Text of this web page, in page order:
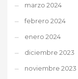
marzo 2024
febrero 2024
enero 2024
diciembre 2023
noviembre 2023